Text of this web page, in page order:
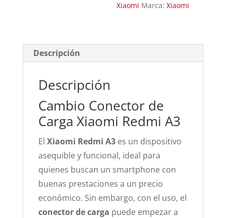
Xiaomi Marca:Xiaomi
Descripción
Descripción
Cambio Conector de
Carga Xiaomi Redmi A3
El Xiaomi Redmi A3es un dispositivo
asequible y funcional, ideal para
quienes buscan un smartphone con
buenas prestaciones a un precio
económico. Sin embargo, con el uso, el
conector de carga puede empezar a